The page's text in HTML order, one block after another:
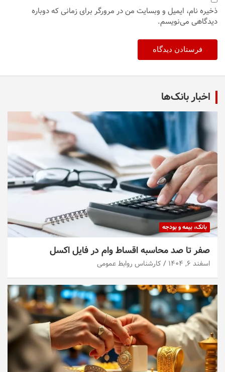
ذخیره نام، ایمیل و وبسایت من در مرورگر برای زمانی که دوباره
دیدگاهی می‌نویسم.
اخبار بانک‌ها
بانک، بیمه و بودجه
صفر تا صد محاسبه اقساط وام در فایل اکسل
اسفند ۶, ۱۴۰۴ کارشناس روابط عمومی